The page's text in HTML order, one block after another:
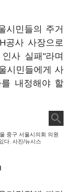
시민들의 주거
공사 사장으로
사 실패"라며
시민들에게 사
내정해야 할
중구 서울시의회 의원
다. 사진/뉴시스